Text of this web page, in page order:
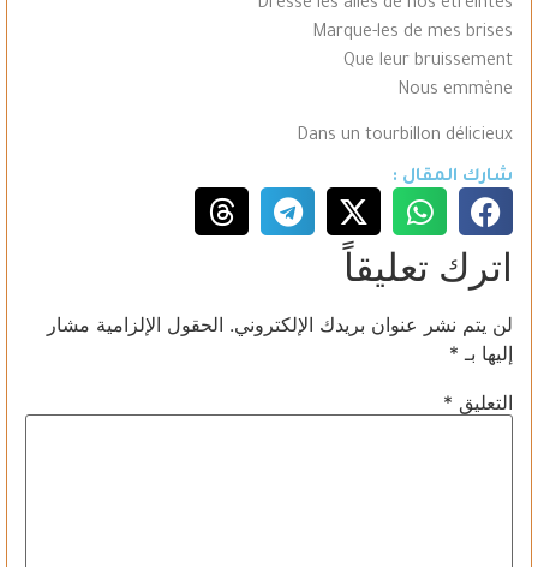
Dresse les ailes de nos étreintes
Marque-les de mes brises
Que leur bruissement
Nous emmène
Dans un tourbillon délicieux
شارك المقال :
اترك تعليقاً
لن يتم نشر عنوان بريدك الإلكتروني. الحقول الإلزامية مشار
إليها بـ *
التعليق *